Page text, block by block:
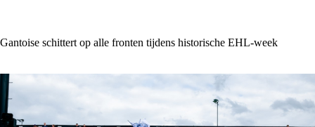
Gantoise schittert op alle fronten tijdens historische EHL-week